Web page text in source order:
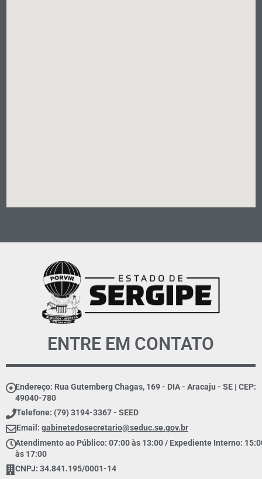
ENTRE EM CONTATO
Endereço: Rua Gutemberg Chagas, 169 - DIA - Aracaju - SE | CEP:
49040-780
Telefone: (79) 3194-3367 - SEED
Email: gabinetedosecretario@seduc.se.gov.br
Atendimento ao Público: 07:00 às 13:00 / Expediente Interno:
às 17:00
CNPJ: 34.841.195/0001-14